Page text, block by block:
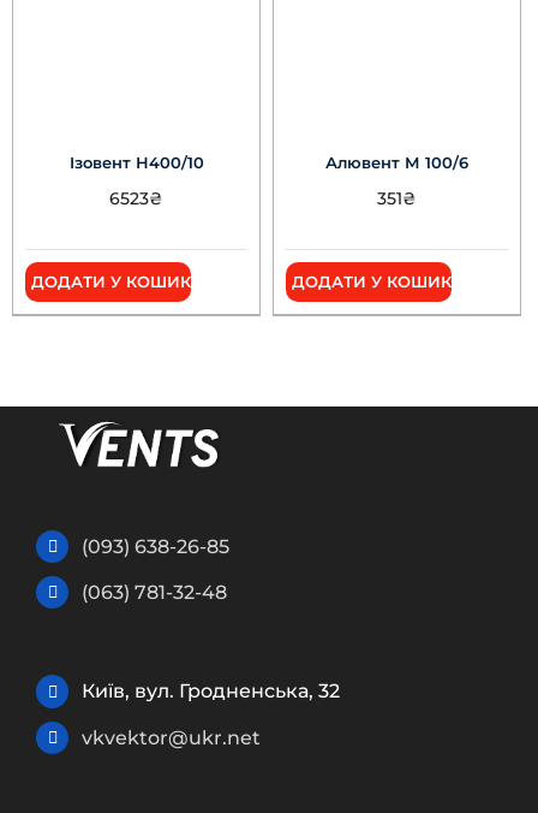
Ізовент Н400/10
6523₴
ДОДАТИ У КОШИК
Алювент М 100/6
351₴
ДОДАТИ У КОШИК
(093) 638-26-85
(063) 781-32-48
Київ, вул. Гродненська, 32
vkvektor@ukr.net